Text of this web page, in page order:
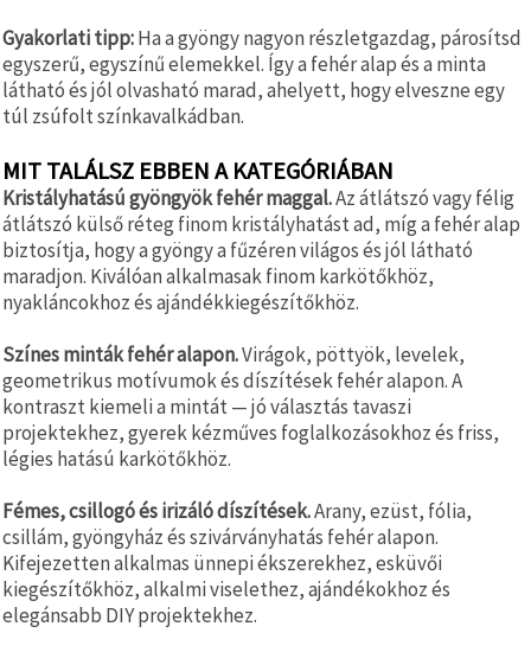
Gyakorlati tipp:Ha a gyöngy nagyon részletgazdag, párosítsd
egyszerű, egyszínű elemekkel. Így a fehér alap és a minta
látható és jól olvasható marad, ahelyett, hogy elveszne egy
túl zsúfolt színkavalkádban.
MIT TALÁLSZ EBBEN A KATEGÓRIÁBAN
Kristályhatású gyöngyök fehér maggal.Az átlátszó vagy félig
átlátszó külső réteg finom kristályhatást ad, míg a fehér alap
biztosítja, hogy a gyöngy a fűzéren világos és jól látható
maradjon. Kiválóan alkalmasak finom karkötőkhöz,
nyakláncokhoz és ajándékkiegészítőkhöz.
Színes minták fehér alapon.Virágok, pöttyök, levelek,
geometrikus motívumok és díszítések fehér alapon. A
kontraszt kiemeli a mintát — jó választás tavaszi
projektekhez, gyerek kézműves foglalkozásokhoz és friss,
légies hatású karkötőkhöz.
Fémes, csillogó és irizáló díszítések.Arany, ezüst, fólia,
csillám, gyöngyház és szivárványhatás fehér alapon.
Kifejezetten alkalmas ünnepi ékszerekhez, esküvői
kiegészítőkhöz, alkalmi viselethez, ajándékokhoz és
elegánsabb DIY projektekhez.